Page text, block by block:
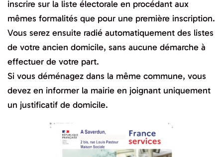
inscrire sur la liste électorale en procédant aux
mêmes formalités que pour une première inscription.
Vous serez ensuite radié automatiquement des listes
de votre ancien domicile, sans aucune démarche à
effectuer de votre part.
Si vous déménagez dans la même commune, vous
devez en informer la mairie en joignant uniquement
un justificatif de domicile.